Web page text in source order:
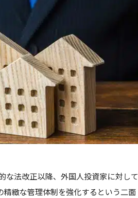
な法改正以降、外国人投資家に対して
緻な管理体制を強化するという二面